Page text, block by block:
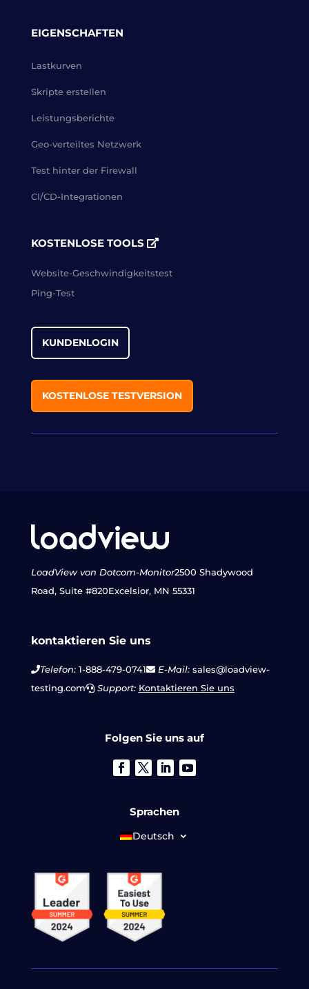
EIGENSCHAFTEN
Lastkurven
Skripte erstellen
Leistungsberichte
Geo-verteiltes Netzwerk
Test hinter der Firewall
CI/CD-Integrationen
KOSTENLOSE TOOLS
Website-Geschwindigkeitstest
Ping-Test
KUNDENLOGIN
KOSTENLOSE TESTVERSION
LoadView von Dotcom-Monitor2500 Shadywood
Road, Suite #820Excelsior, MN 55331
kontaktieren Sie uns
Telefon:1-888-479-0741 E-Mail:sales@loadview-
testing.com
Support: Kontaktieren Sie uns
Folgen Sie uns auf
Sprachen
Deutsch